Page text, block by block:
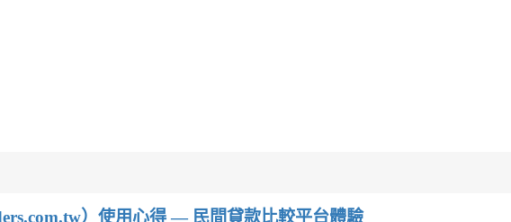
）使用心得 — 民間貸款比較平台體驗